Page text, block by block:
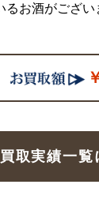
るお酒がござ
買取実績一覧